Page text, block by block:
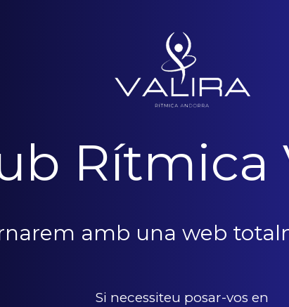
Rítmica
amb una web
Si necessiteu posar-vos en